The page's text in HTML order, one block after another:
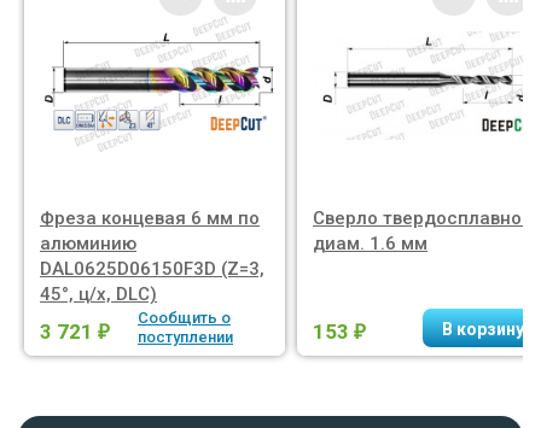
Фреза концевая 6 мм по
алюминию
DAL0625D06150F3D (Z=3,
45°, ц/х, DLC)
3 721 ₽
Сообщить о
поступлении
Сверло твердосплавное
диам. 1.6 мм
153 ₽